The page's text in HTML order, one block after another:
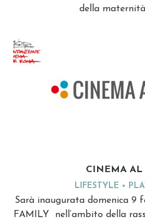
della maternità
CINEMA AL
LIFESTYLE
Sarà inaugurata domenica 9
FAMILY nell’ambito della